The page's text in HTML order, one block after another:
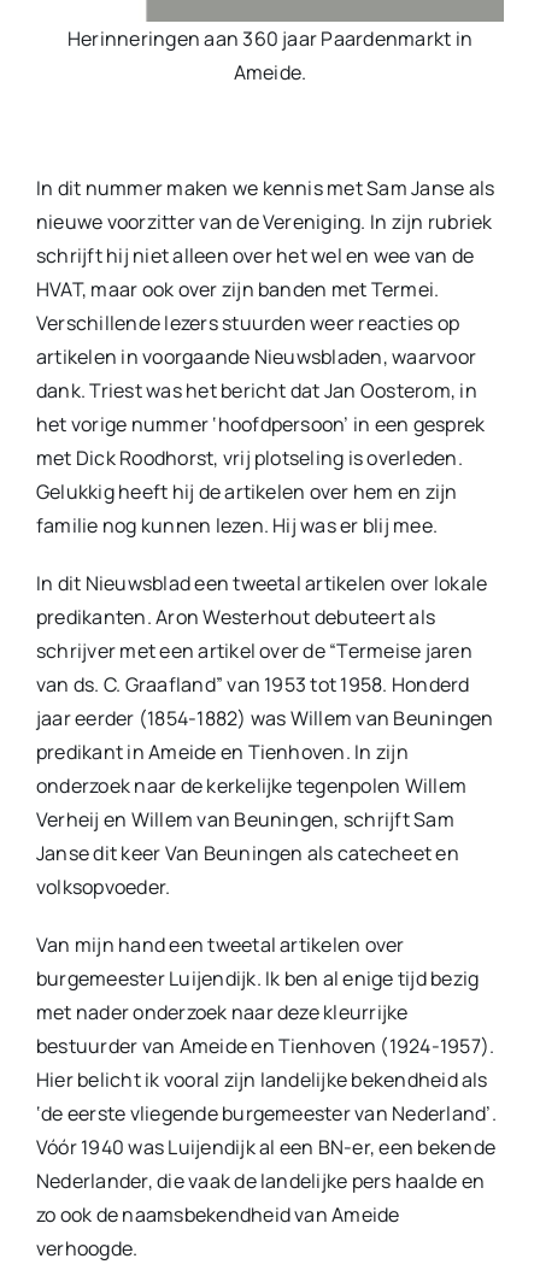
Herinneringen aan 360 jaar Paardenmarkt in
Ameide.
In dit nummer maken we kennis met Sam Janse als
nieuwe voorzitter van de Vereniging. In zijn rubriek
schrijft hij niet alleen over het wel en wee van de
HVAT, maar ook over zijn banden met Termei.
Verschillende lezers stuurden weer reacties op
artikelen in voorgaande Nieuwsbladen, waarvoor
dank. Triest was het bericht dat Jan Oosterom, in
het vorige nummer ‘hoofdpersoon’ in een gesprek
met Dick Roodhorst, vrij plotseling is overleden.
Gelukkig heeft hij de artikelen over hem en zijn
familie nog kunnen lezen. Hij was er blij mee.
In dit Nieuwsblad een tweetal artikelen over lokale
predikanten. Aron Westerhout debuteert als
schrijver met een artikel over de “Termeise jaren
van ds. C. Graafland” van 1953 tot 1958. Honderd
jaar eerder (1854-1882) was Willem van Beuningen
predikant in Ameide en Tienhoven. In zijn
onderzoek naar de kerkelijke tegenpolen Willem
Verheij en Willem van Beuningen, schrijft Sam
Janse dit keer Van Beuningen als catecheet en
volksopvoeder.
Van mijn hand een tweetal artikelen over
burgemeester Luijendijk. Ik ben al enige tijd bezig
met nader onderzoek naar deze kleurrijke
bestuurder van Ameide en Tienhoven (1924-1957).
Hier belicht ik vooral zijn landelijke bekendheid als
‘de eerste vliegende burgemeester van Nederland’.
Vóór 1940 was Luijendijk al een BN-er, een bekende
Nederlander, die vaak de landelijke pers haalde en
zo ook de naamsbekendheid van Ameide
verhoogde.